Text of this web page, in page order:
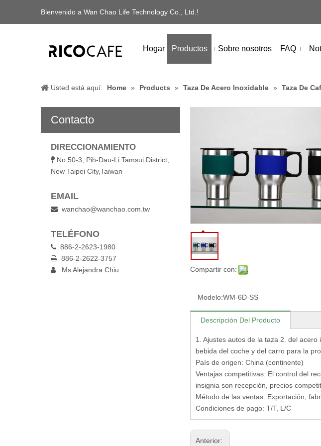
Bienvenido a Wan Chao Life Technology Co., Ltd.!
Hogar Productos Sobre nosotros FAQ
Usted está aquí: Home » Products » Taza De Acero Inoxidable » Taza De
Contacto
DIRECCIONAMIENTO
 No.50-3, Pih-Dau-Li Tamsui District,
New Taipei City,Taiwan
EMAIL
 wanchao@wanchao.com.tw
TELÉFONO
 886-2-2623-1980
 886-2-2622-3757
 Ms Alejandra Chiu Compartir con:
Modelo:WM-6D-SS
Descripción Del Producto
1. Ajustes autos de la taza 2. del
bebida del coche y del carro para la
País de origen: China (continente)
Ventajas competitivas: El control del
insignia son recepción, precios
Método de las ventas: Exportación,
Condiciones de pago: T/T, L/C
Anterior: